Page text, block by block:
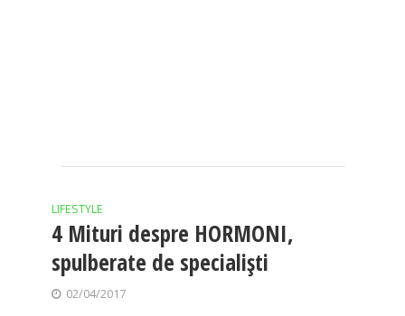
LIFESTYLE
4 Mituri despre HORMONI,
spulberate de specialiști
02/04/2017